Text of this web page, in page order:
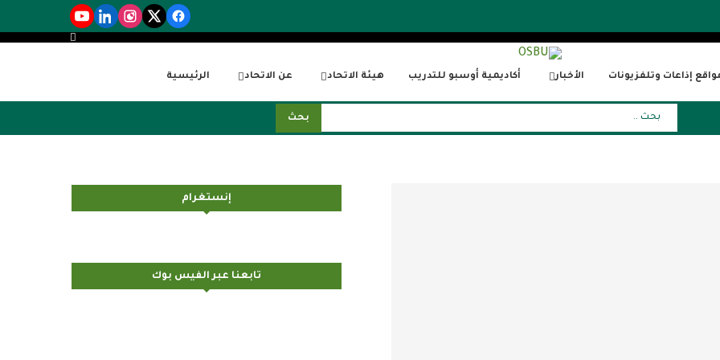
الرئيسية عن الاتحاد هيئة الاتحاد أكاديمية أوسبو للتدريب الأخبار إذاعات وتلفزيونات
بحث
إنستغرام
تابعنا عبر الفيس بوك